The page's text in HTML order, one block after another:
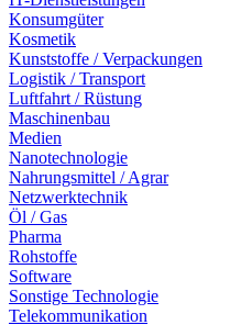
Konsumgüter
Kosmetik
Kunststoffe / Verpackungen
Logistik / Transport
Luftfahrt / Rüstung
Maschinenbau
Medien
Nanotechnologie
Nahrungsmittel / Agrar
Netzwerktechnik
Öl / Gas
Pharma
Rohstoffe
Software
Sonstige Technologie
Telekommunikation